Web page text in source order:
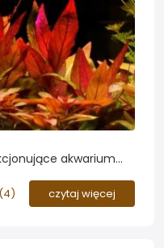
akwarium
ryb i roślin. Na
dla roślin, lecz
4) czytaj więcej